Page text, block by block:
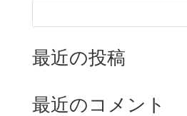
最近の投稿
最近のコメント